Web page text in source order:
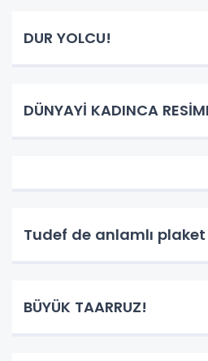
DUR YOLCU!
DÜNYAYİ KADINCA
Tudef de anlamlı
BÜYÜK TAARRUZ!